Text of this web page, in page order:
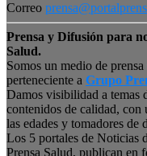
Correo
Prensa y Difusión para
Salud.
Somos un medio de
perteneciente a Grupo
Damos visibilidad a temas
contenidos de calidad, con
las edades y tomadores
Los 5 portales de Noticias
Prensa Salud, publican en